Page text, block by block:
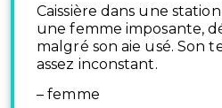
Caissière dans une
une femme imposante,
malgré son aie usé. Son
assez inconstant.
– femme